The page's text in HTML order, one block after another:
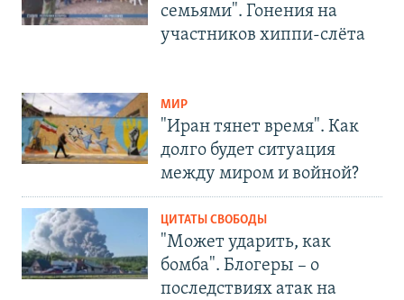
семьями". Гонения на
участников хиппи-слёта
МИР
"Иран тянет время". Как
долго будет ситуация
между миром и войной?
ЦИТАТЫ СВОБОДЫ
"Может ударить, как
бомба". Блогеры – о
последствиях атак на